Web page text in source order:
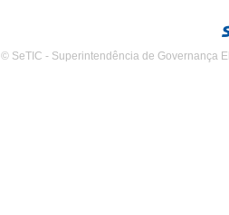
© SeTIC - Superintendência de Governança